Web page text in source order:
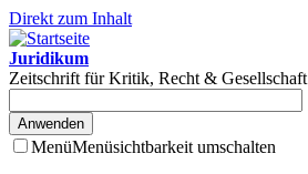
Direkt zum Inhalt
Juridikum
Zeitschrift für Kritik, Recht & Gesellschaft
MenüMenüsichtbarkeit umschalten